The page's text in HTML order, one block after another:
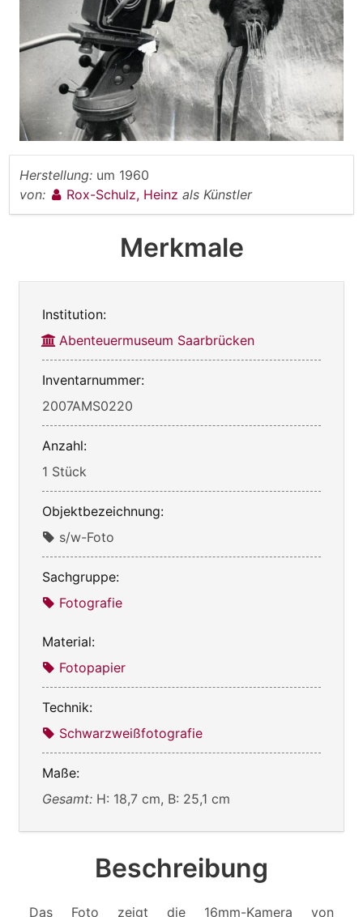
Herstellung: um 1960
von:
Rox-Schulz, Heinz als Künstler
Merkmale
Institution:
Abenteuermuseum Saarbrücken
Inventarnummer:
2007AMS0220
Anzahl:
1 Stück
Objektbezeichnung:
s/w-Foto
Sachgruppe:
Fotografie
Material:
Fotopapier
Technik:
Schwarzweißfotografie
Maße:
Gesamt: H: 18,7 cm, B: 25,1 cm
Beschreibung
Das Foto zeigt die 16mm-Kamera von